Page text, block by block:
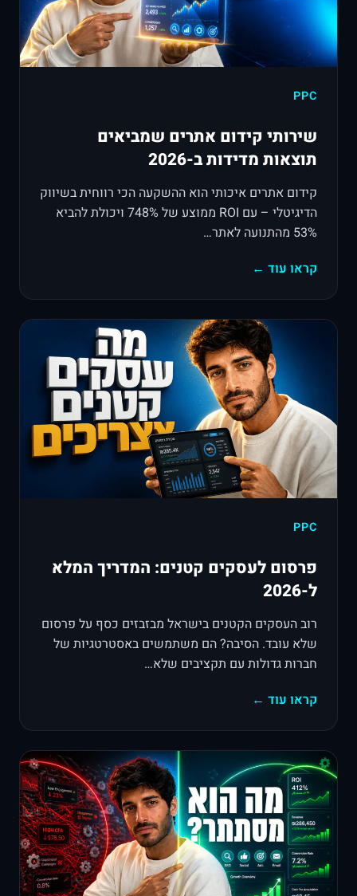
PPC
שירותי קידום אתרים שמביאים
תוצאות מדידות ב-2026
קידום אתרים איכותי הוא ההשקעה הכי רווחית בשיווק
הדיגיטלי – עם ROI ממוצע של 748% ויכולת להביא
53% מהתנועה לאתר…
קראו עוד ←
PPC
פרסום לעסקים קטנים: המדריך המלא
ל-2026
רוב העסקים הקטנים בישראל מבזבזים כסף על פרסום
שלא עובד. הסיבה? הם משתמשים באסטרטגיות של
חברות גדולות עם תקציבים שלא…
קראו עוד ←